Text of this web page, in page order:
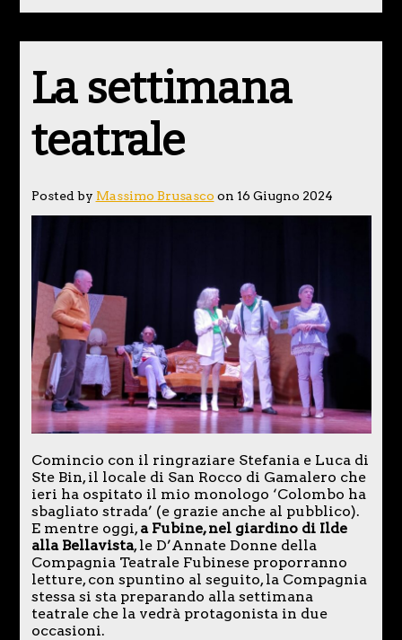
La settimana
teatrale
Posted by Massimo Brusasco on 16 Giugno 2024
Comincio con il ringraziare Stefania e Luca di
Ste Bin, il locale di San Rocco di Gamalero che
ieri ha ospitato il mio monologo ‘Colombo ha
sbagliato strada’ (e grazie anche al pubblico).
E mentre oggi,a Fubine, nel giardino di Ilde
alla Bellavista, le D’Annate Donne della
Compagnia Teatrale Fubinese proporranno
letture, con spuntino al seguito, la Compagnia
stessa si sta preparando alla settimana
teatrale che la vedrà protagonista in due
occasioni.